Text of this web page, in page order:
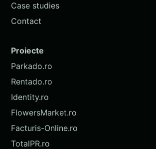
Case studies
Contact
Proiecte
Parkado.ro
Rentado.ro
Identity.ro
FlowersMarket.ro
Facturis-Online.ro
TotalPR.ro